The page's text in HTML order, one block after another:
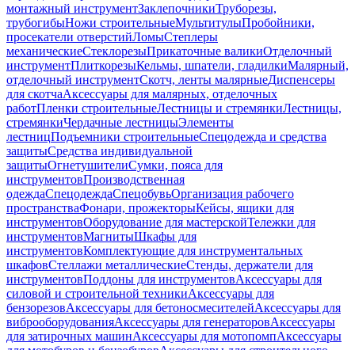
монтажный инструментЗаклепочникиТруборезы,
трубогибыНожи строительныеМультитулыПробойники,
просекатели отверстийЛомыСтеплеры
механическиеСтеклорезыПрикаточные валикиОтделочный
инструментПлиткорезыКельмы, шпатели, гладилкиМалярный,
отделочный инструментСкотч, ленты малярныеДиспенсеры
для скотчаАксессуары для малярных, отделочных
работПленки строительныеЛестницы и стремянкиЛестницы,
стремянкиЧердачные лестницыЭлементы
лестницПодъемники строительныеСпецодежда и средства
защитыСредства индивидуальной
защитыОгнетушителиСумки, пояса для
инструментовПроизводственная
одеждаСпецодеждаСпецобувьОрганизация рабочего
пространстваФонари, прожекторыКейсы, ящики для
инструментовОборудование для мастерскойТележки для
инструментовМагнитыШкафы для
инструментовКомплектующие для инструментальных
шкафовСтеллажи металлическиеСтенды, держатели для
инструментовПоддоны для инструментовАксессуары для
силовой и строительной техникиАксессуары для
бензорезовАксессуары для бетоносмесителейАксессуары для
виброоборудованияАксессуары для генераторовАксессуары
для затирочных машинАксессуары для мотопомпАксессуары